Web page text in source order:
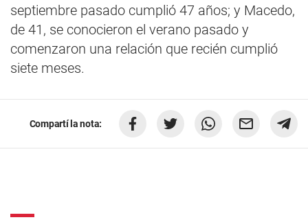
septiembre pasado cumplió 47 años; y Macedo,
de 41, se conocieron el verano pasado y
comenzaron una relación que recién cumplió
siete meses.
Compartí la nota: